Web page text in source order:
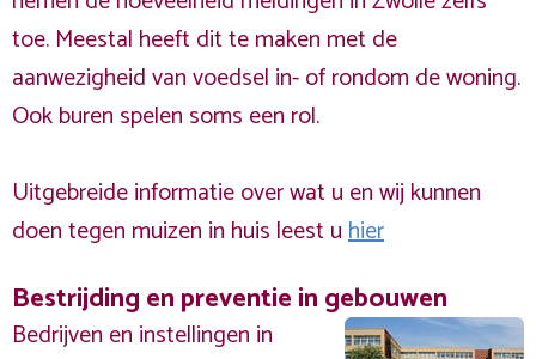
toe. Meestal heeft dit te maken met de
aanwezigheid van voedsel in- of rondom de woning.
Ook buren spelen soms een rol.
Uitgebreide informatie over wat u en wij kunnen
doen tegen muizen in huis leest uhier
Bestrijding en preventie in gebouwen
Bedrijven en instellingen in